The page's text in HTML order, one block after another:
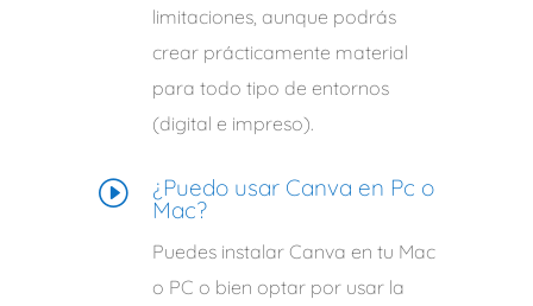
limitaciones, aunque podrás
crear prácticamente material
para todo tipo de entornos
(digital e impreso).
I ¿Puedo usar Canva en Pc o
Mac?
Puedes instalar Canva en tu Mac
o PC o bien optar por usar la